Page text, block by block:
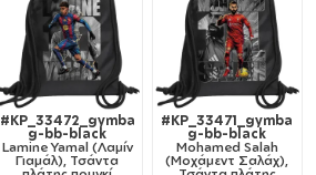
#KP_33472_gymba
g-bb-black
Lamine Yamal (Λαμίν
Γιαμάλ), Τσάντα
#KP_33471_gymba
g-bb-black
Mohamed Salah
(Μοχάμεντ Σαλάχ),